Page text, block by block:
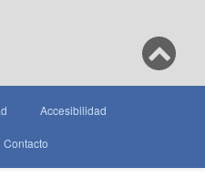
Accesibilidad
Contacto